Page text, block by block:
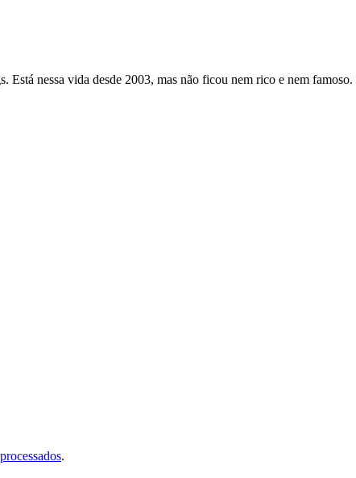
nessa vida desde 2003, mas não ficou nem rico e nem
.